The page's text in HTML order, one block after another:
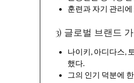
훈련과 자기 관리
3) 글로벌 브랜드
나이키, 아디다스,
했다.
그의 인기 덕분에